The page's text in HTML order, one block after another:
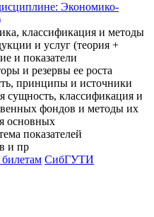
Экономико-
классификация и методы
и услуг (теория +
и показатели
и резервы ее роста
принципы и источники
сущность, классификация и
фондов и методы их
основных
показателей
и пр
СибГУТИ